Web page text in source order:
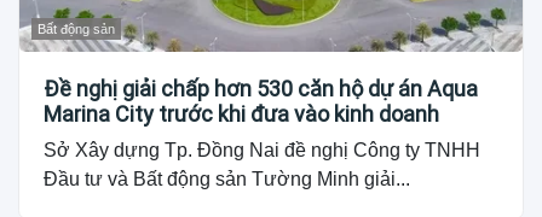
Bất động sản
Đề nghị giải chấp hơn 530 căn hộ dự án Aqua
Marina City trước khi đưa vào kinh doanh
Sở Xây dựng Tp. Đồng Nai đề nghị Công ty TNHH
Đầu tư và Bất động sản Tường Minh giải...